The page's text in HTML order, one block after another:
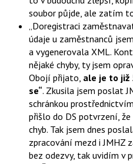
soubor půjde, ale zatím
Doregistraci
údaje u zaměstnanců
a vygenerovala XML.
nějaké chyby, ty jsem
Obojí přijato, ale je to již
se“. Zkusila jsem poslat
schránkou
přišlo do DS potvrzení,
chyb. Tak jsem dnes
zpracování mezd i JMHZ
bez odezvy, tak uvidím v